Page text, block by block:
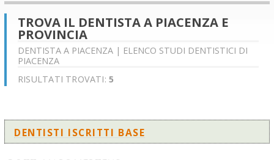
TROVA IL DENTISTA A PIACENZA E
PROVINCIA
DENTISTA A PIACENZA | ELENCO STUDI DENTISTICI DI
PIACENZA
RISULTATI TROVATI:5
DENTISTI ISCRITTI BASE